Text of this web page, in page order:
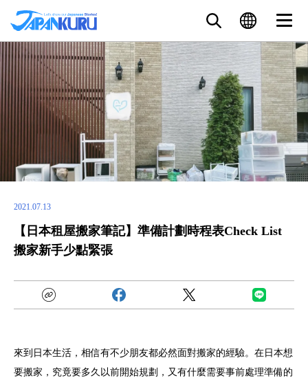
2021.07.13
【日本租屋搬家筆記】準備計劃時程表Check List
搬家新手少點緊張
來到日本生活，相信有不少朋友都必然面對搬家的經驗。在日本想
要搬家，究竟要多久以前開始規劃，又有什麼需要事前處理準備的